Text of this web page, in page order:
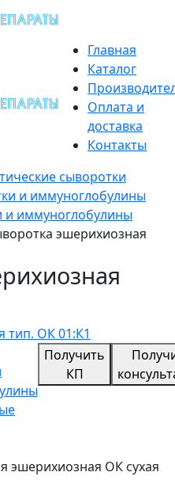
Главная
Каталог
Оплата и
доставка
Контакты
сыворотки
и иммуноглобулины
и иммуноглобулины
эшерихиозная
Получить
КП
эшерихиозная ОК сухая